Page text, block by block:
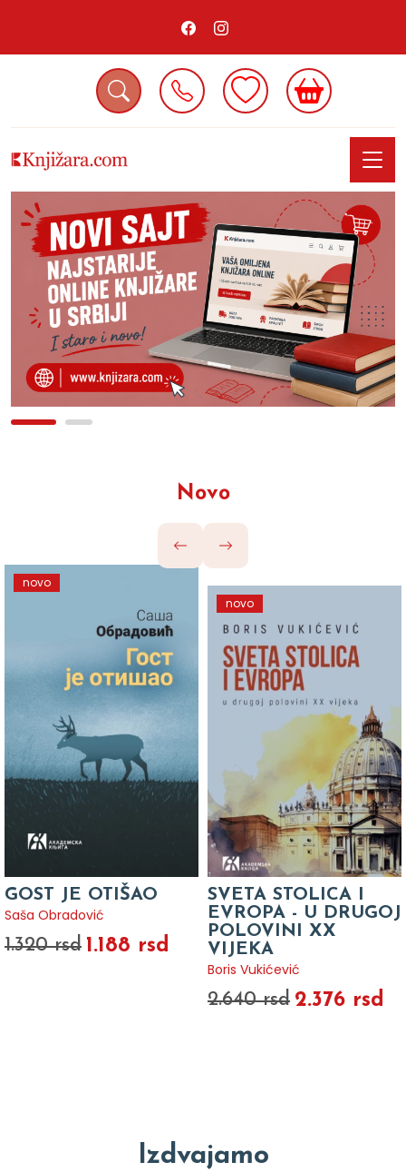
Novo
novo
GOST JE OTIŠAO
Saša Obradović
1.320 rsd 1.188 rsd
novo
SVETA STOLICA I
EVROPA - U DRUGOJ
POLOVINI XX
VIJEKA
Boris Vukićević
2.640 rsd 2.376 rsd
Izdvajamo